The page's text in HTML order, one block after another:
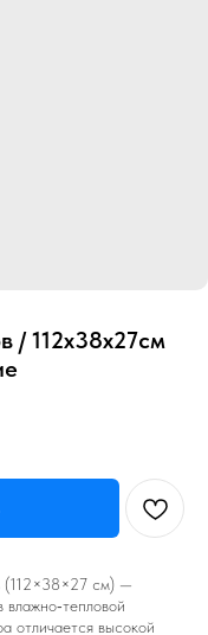
/ 112х38х27см
(112×38×27 см) —
отличается высокой